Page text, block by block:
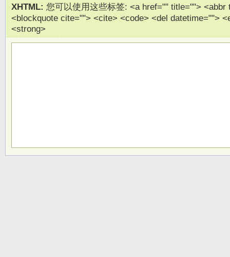
XHTML: 您可以使用这些标签: <a href="" title="">
<blockquote cite=""> <cite> <code> <del datetime="">
<strong>